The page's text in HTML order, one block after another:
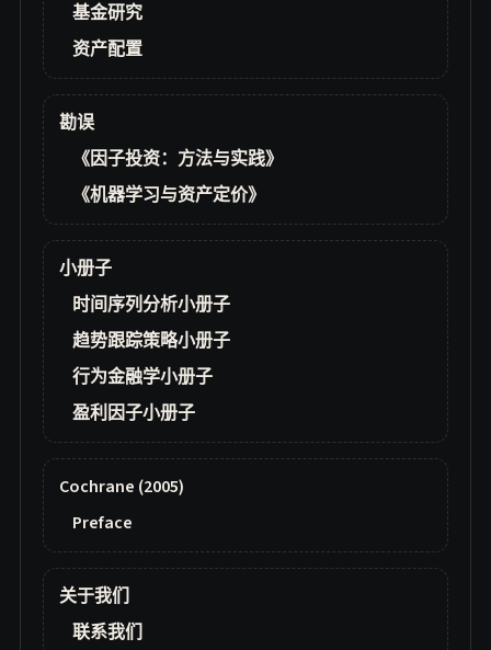
基金研究
资产配置
勘误
《因子投资：方法与实践》
《机器学习与资产定价》
小册子
时间序列分析小册子
趋势跟踪策略小册子
行为金融学小册子
盈利因子小册子
Cochrane (2005)
Preface
关于我们
联系我们